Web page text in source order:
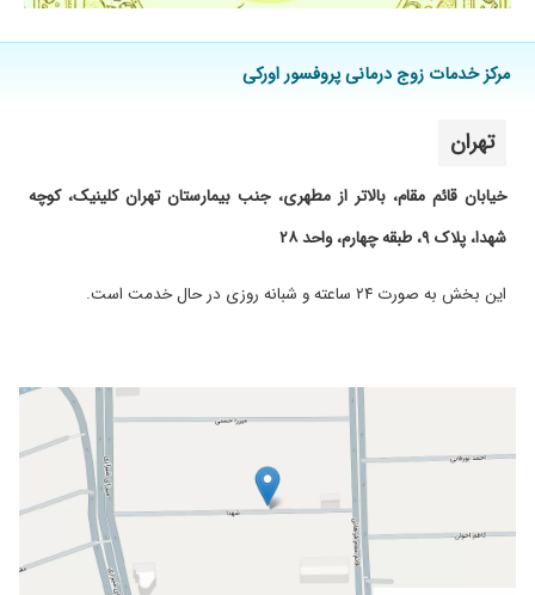
مرکز خدمات زوج درمانی پروفسور اورکی
تهران
خیابان قائم مقام، بالاتر از مطهری، جنب بیمارستان تهران کلینیک، کوچه
شهدا، پلاک ۹، طبقه چهارم، واحد ۲۸
این بخش به صورت ۲۴ ساعته و شبانه روزی در حال خدمت است.